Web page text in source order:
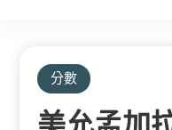
分數